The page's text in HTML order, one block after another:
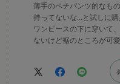
薄手のペチパンツ的なも
持ってないな…と試しに購
ワンピースの下に穿いて
ないけど裾のところが可